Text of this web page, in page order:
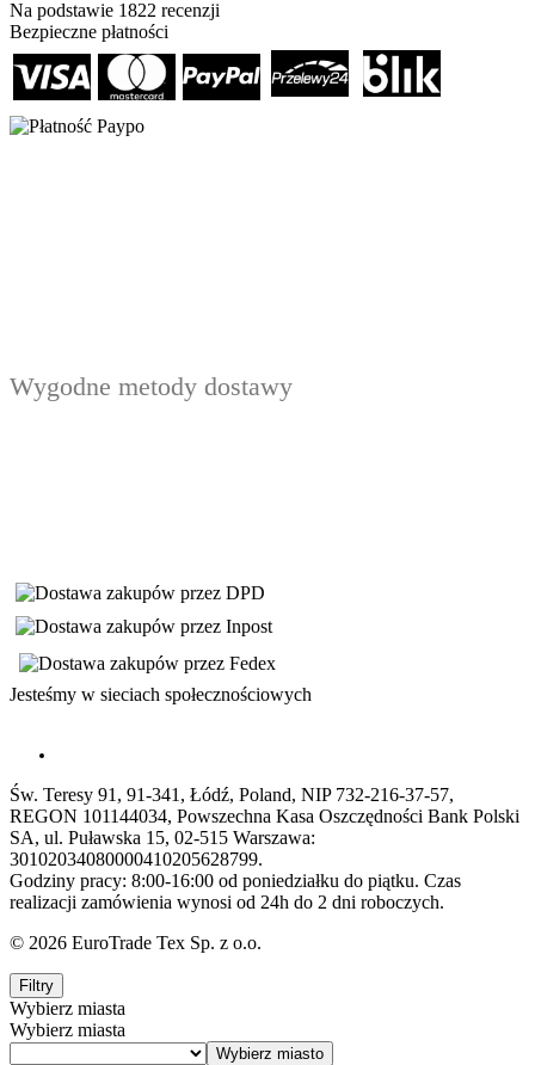
Na podstawie 1822 recenzji
Bezpieczne płatności
Wygodne metody dostawy
Jesteśmy w sieciach społecznościowych
Św. Teresy 91, 91-341, Łódź, Poland, NIP 732-216-37-57,
REGON 101144034, Powszechna Kasa Oszczędności Bank Polski
SA, ul. Puławska 15, 02-515 Warszawa:
30102034080000410205628799.
Godziny pracy: 8:00-16:00 od poniedziałku do piątku. Czas
realizacji zamówienia wynosi od 24h do 2 dni roboczych.
© 2026 EuroTrade Tex Sp. z o.o.
Filtry
Wybierz miasta
Wybierz miasta